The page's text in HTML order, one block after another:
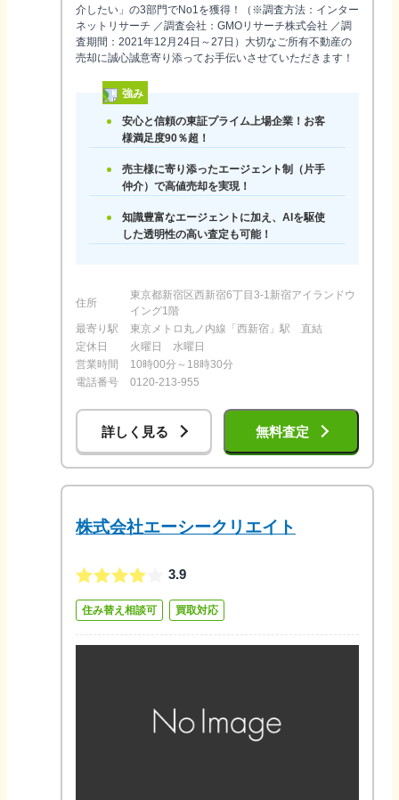
介したい」の3部門でNo1を獲得！（※調査方法：インター
ネットリサーチ ／調査会社：GMOリサーチ株式会社 ／調
査期間：2021年12月24日～27日）大切なご所有不動産の
売却に誠心誠意寄り添ってお手伝いさせていただきます！
強み
安心と信頼の東証プライム上場企業！お客
様満足度90％超！
売主様に寄り添ったエージェント制（片手
仲介）で高値売却を実現！
知識豊富なエージェントに加え、AIを駆使
した透明性の高い査定も可能！
住所
東京都新宿区西新宿6丁目3-1新宿アイランドウ
イング1階
最寄り駅
東京メトロ丸ノ内線「西新宿」駅 直結
定休日
火曜日 水曜日
営業時間
10時00分～18時30分
電話番号
0120-213-955
詳しく見る 無料査定
株式会社エーシークリエイト
3.9
住み替え相談可 買取対応